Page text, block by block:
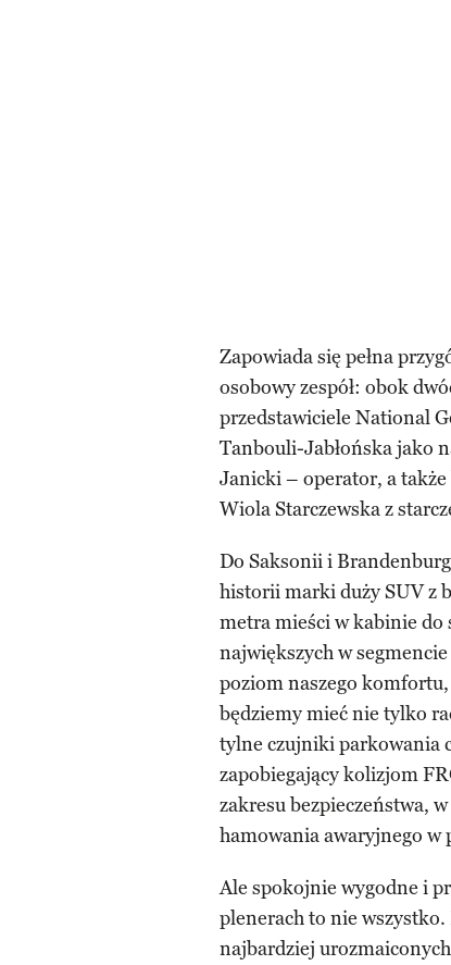
Zapowiada się pełna
osobowy zespół: obok
przedstawiciele National
Tanbouli-Jabłońska jako
Janicki – operator, a
Wiola Starczewska z
Do Saksonii i
historii marki duży SUV z
metra mieści w kabinie do
największych w
poziom naszego
będziemy mieć nie tylko
tylne czujniki parkowania
zapobiegający kolizjom
zakresu bezpieczeństwa,
hamowania awaryjnego w
Ale spokojnie wygodne i
plenerach to nie
najbardziej